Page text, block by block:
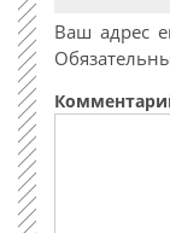
Ваш адрес